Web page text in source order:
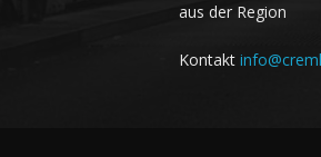
aus der Region
Kontakt